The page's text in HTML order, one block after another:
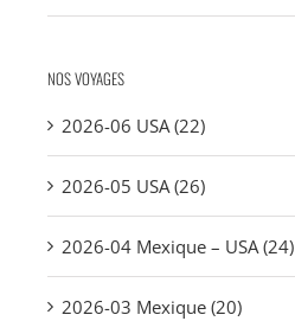
NOS VOYAGES
2026-06 USA (22)
2026-05 USA (26)
2026-04 Mexique – USA (24)
2026-03 Mexique (20)